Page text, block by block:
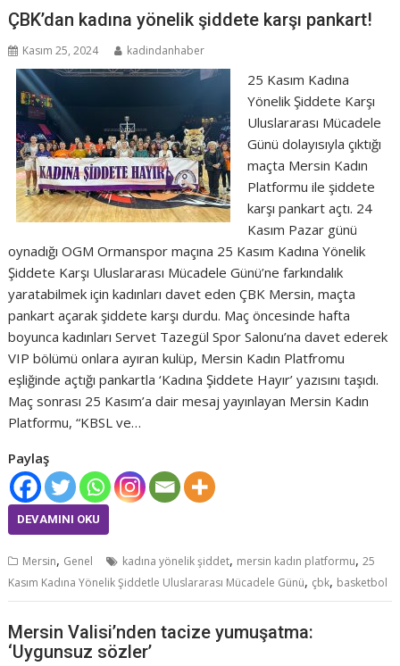
ÇBK’dan kadına yönelik şiddete karşı pankart!
Kasım 25, 2024 kadindanhaber
25 Kasım Kadına
Yönelik Şiddete Karşı
Uluslararası Mücadele
Günü dolayısıyla çıktığı
maçta Mersin Kadın
Platformu ile şiddete
karşı pankart açtı. 24
Kasım Pazar günü
oynadığı OGM Ormanspor maçına 25 Kasım Kadına Yönelik
Şiddete Karşı Uluslararası Mücadele Günü’ne farkındalık
yaratabilmek için kadınları davet eden ÇBK Mersin, maçta
pankart açarak şiddete karşı durdu. Maç öncesinde hafta
boyunca kadınları Servet Tazegül Spor Salonu’na davet ederek
VIP bölümü onlara ayıran kulüp, Mersin Kadın Platfromu
eşliğinde açtığı pankartla ‘Kadına Şiddete Hayır’ yazısını taşıdı.
Maç sonrası 25 Kasım’a dair mesaj yayınlayan Mersin Kadın
Platformu, “KBSL ve…
Paylaş
DEVAMINI OKU
Mersin, Genel kadına yönelik şiddet, mersin kadın platformu,25
Kasım Kadına Yönelik Şiddetle Uluslararası Mücadele Günü, çbk, basketbol
Mersin Valisi’nden tacize yumuşatma:
‘Uygunsuz sözler’